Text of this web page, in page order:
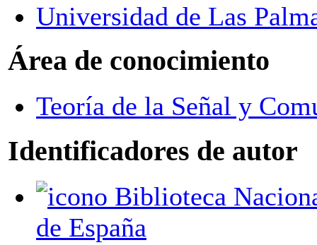
Universidad de Las
Área de conocimiento
Teoría de la Señal y
Identificadores de autor
de España